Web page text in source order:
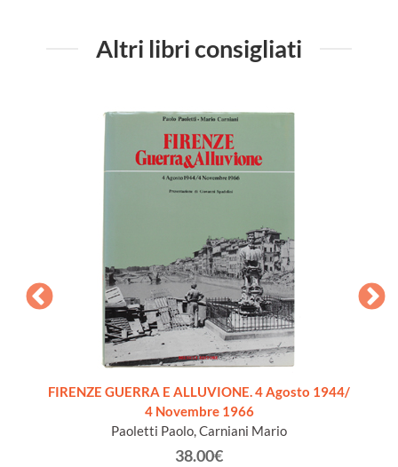
Altri libri consigliati
FIRENZE GUERRA E ALLUVIONE. 4 Agosto 1944/
4 Novembre 1966
Paoletti Paolo, Carniani Mario
38.00€